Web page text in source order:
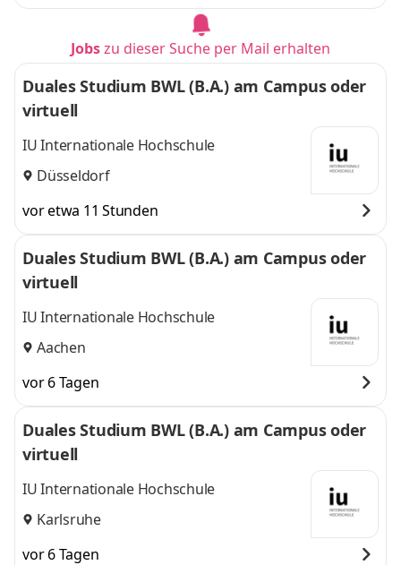
Jobszu dieser Suche per Mail erhalten
Duales Studium BWL (B.A.) am Campus oder
virtuell
IU Internationale Hochschule
Düsseldorf
vor etwa 11 Stunden
Duales Studium BWL (B.A.) am Campus oder
virtuell
IU Internationale Hochschule
Aachen
vor 6 Tagen
Duales Studium BWL (B.A.) am Campus oder
virtuell
IU Internationale Hochschule
Karlsruhe
vor 6 Tagen